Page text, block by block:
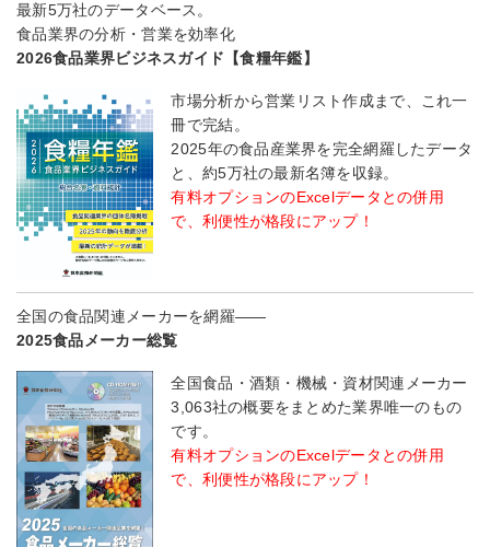
最新5万社のデータベース。
食品業界の分析・営業を効率化
2026食品業界ビジネスガイド【食糧年鑑】
市場分析から営業リスト作成まで、これ一
冊で完結。
2025年の食品産業界を完全網羅したデータ
と、約5万社の最新名簿を収録。
有料オプションのExcelデータとの併用
で、利便性が格段にアップ！
全国の食品関連メーカーを網羅――
2025食品メーカー総覧
全国食品・酒類・機械・資材関連メーカー
3,063社の概要をまとめた業界唯一のもの
です。
有料オプションのExcelデータとの併用
で、利便性が格段にアップ！